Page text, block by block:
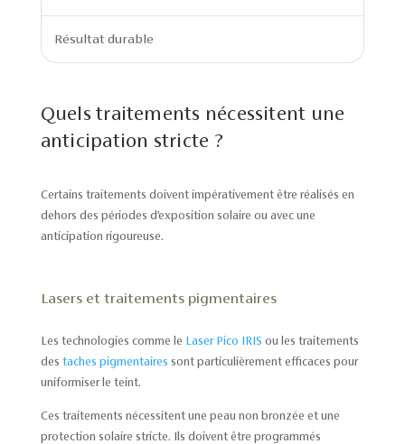
Résultat durable
Quels traitements nécessitent une
anticipation stricte ?
Certains traitements doivent impérativement être réalisés en
dehors des périodes d’exposition solaire ou avec une
anticipation rigoureuse.
Lasers et traitements pigmentaires
Les technologies comme le Laser Pico IRIS ou les traitements
des taches pigmentaires sont particulièrement efficaces pour
uniformiser le teint.
Ces traitements nécessitent une peau non bronzée et une
protection solaire stricte. Ils doivent être programmés